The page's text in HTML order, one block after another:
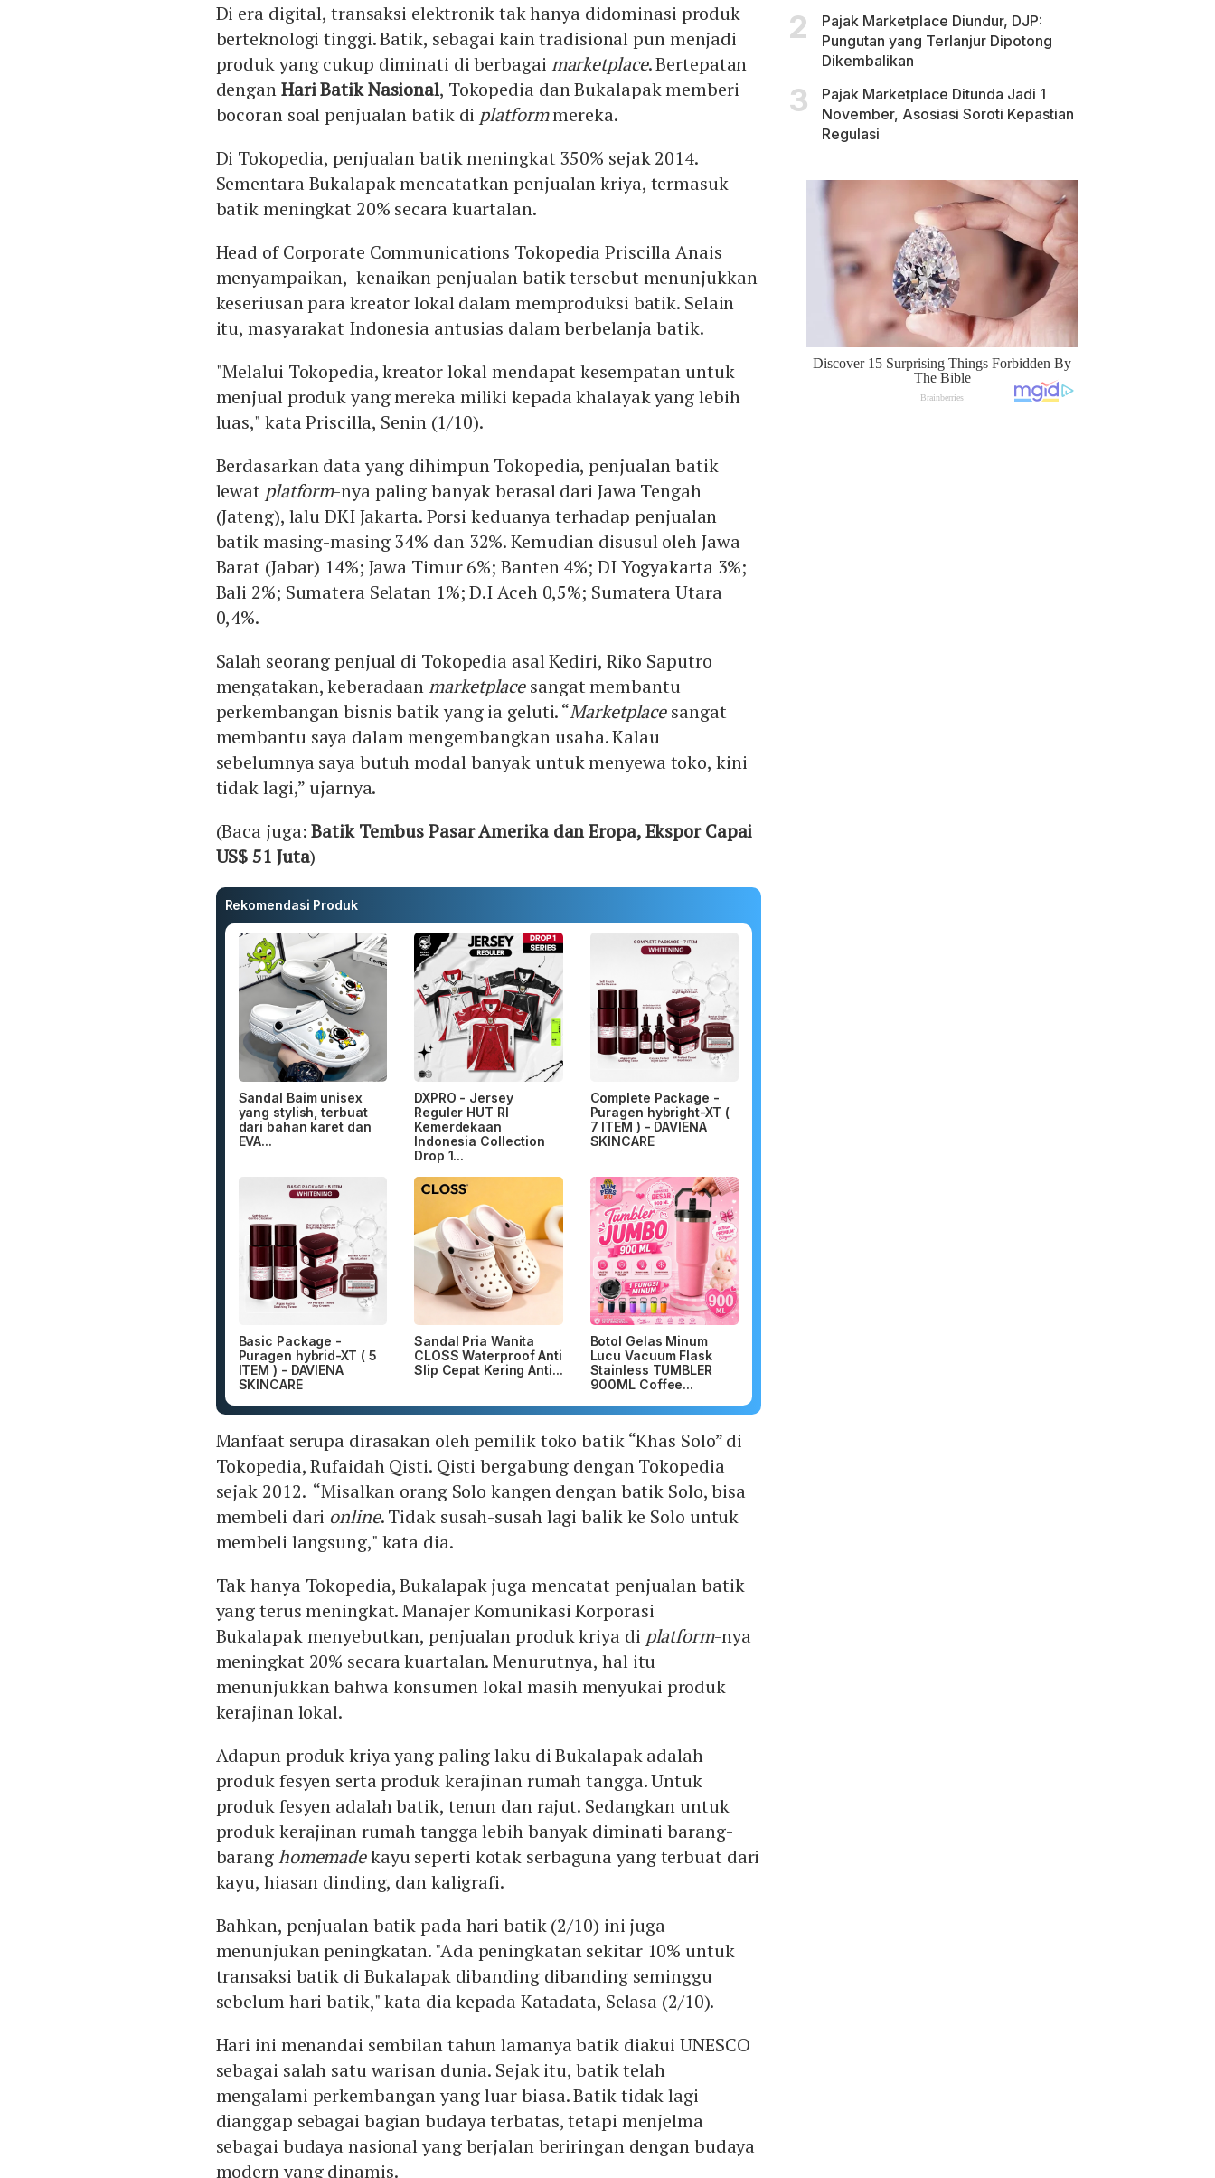
Di era digital, transaksi elektronik tak hanya didominasi produk
berteknologi tinggi. Batik, sebagai kain tradisional pun menjadi
produk yang cukup diminati di berbagai marketplace. Bertepatan
denganHari Batik Nasional, Tokopedia dan Bukalapak memberi
bocoran soal penjualan batik di platformmereka.
Di Tokopedia, penjualan batik meningkat 350% sejak 2014.
Sementara Bukalapak mencatatkan penjualan kriya, termasuk
batik meningkat 20% secara kuartalan.
Head of Corporate Communications Tokopedia Priscilla Anais
menyampaikan, kenaikan penjualan batik tersebut menunjukkan
keseriusan para kreator lokal dalam memproduksi batik. Selain
itu, masyarakat Indonesia antusias dalam berbelanja batik.
"Melalui Tokopedia, kreator lokal mendapat kesempatan untuk
menjual produk yang mereka miliki kepada khalayak yang lebih
luas," kata Priscilla, Senin (1/10).
Berdasarkan data yang dihimpun Tokopedia, penjualan batik
lewat platform-nya paling banyak berasal dari Jawa Tengah
(Jateng), lalu DKI Jakarta. Porsi keduanya terhadap penjualan
batik masing-masing 34% dan 32%. Kemudian disusul oleh Jawa
Barat (Jabar) 14%; Jawa Timur 6%; Banten 4%; DI Yogyakarta 3%;
Bali 2%; Sumatera Selatan 1%; D.I Aceh 0,5%; Sumatera Utara
0,4%.
Salah seorang penjual di Tokopedia asal Kediri, Riko Saputro
mengatakan, keberadaanmarketplacesangat membantu
perkembangan bisnis batik yang ia geluti. “Marketplacesangat
membantu saya dalam mengembangkan usaha. Kalau
sebelumnya saya butuh modal banyak untuk menyewa toko, kini
tidak lagi,” ujarnya.
(Baca juga:Batik Tembus Pasar Amerika dan Eropa, Ekspor Capai
US$ 51 Juta)
Rekomendasi Produk
Sandal Baim unisex
yang stylish, terbuat
dari bahan karet dan
EVA...
DXPRO - Jersey
Reguler HUT RI
Kemerdekaan
Indonesia Collection
Drop 1...
Complete Package -
Puragen hybright-XT (
7 ITEM ) - DAVIENA
SKINCARE
Basic Package -
Puragen hybrid-XT ( 5
ITEM ) - DAVIENA
SKINCARE
Sandal Pria Wanita
CLOSS Waterproof Anti
Slip Cepat Kering Anti...
Botol Gelas Minum
Lucu Vacuum Flask
Stainless TUMBLER
900ML Coffee...
Manfaat serupa dirasakan oleh pemilik toko batik “Khas Solo” di
Tokopedia, Rufaidah Qisti. Qisti bergabung dengan Tokopedia
sejak 2012. “Misalkan orang Solo kangen dengan batik Solo, bisa
membeli dari online. Tidak susah-susah lagi balik ke Solo untuk
membeli langsung," kata dia.
Tak hanya Tokopedia, Bukalapak juga mencatat penjualan batik
yang terus meningkat. Manajer Komunikasi Korporasi
Bukalapak menyebutkan, penjualan produk kriya di platform-nya
meningkat 20% secara kuartalan. Menurutnya, hal itu
menunjukkan bahwa konsumen lokal masih menyukai produk
kerajinan lokal.
Adapun produk kriya yang paling laku di Bukalapak adalah
produk fesyen serta produk kerajinan rumah tangga. Untuk
produk fesyen adalah batik, tenun dan rajut. Sedangkan untuk
produk kerajinan rumah tangga lebih banyak diminati barang-
baranghomemadekayu seperti kotak serbaguna yang terbuat dari
kayu, hiasan dinding, dan kaligrafi.
Bahkan, penjualan batik pada hari batik (2/10) ini juga
menunjukan peningkatan. "Ada peningkatan sekitar 10% untuk
transaksi batik di Bukalapak dibanding dibanding seminggu
sebelum hari batik," kata dia kepada Katadata, Selasa (2/10).
Hari ini menandai sembilan tahun lamanya batik diakui UNESCO
sebagai salah satu warisan dunia. Sejak itu, batik telah
mengalami perkembangan yang luar biasa. Batik tidak lagi
dianggap sebagai bagian budaya terbatas, tetapi menjelma
sebagai budaya nasional yang berjalan beriringan dengan budaya
modern yang dinamis.
Pajak Marketplace Diundur, DJP:
Pungutan yang Terlanjur Dipotong
Dikembalikan
Pajak Marketplace Ditunda Jadi 1
November, Asosiasi Soroti Kepastian
Regulasi